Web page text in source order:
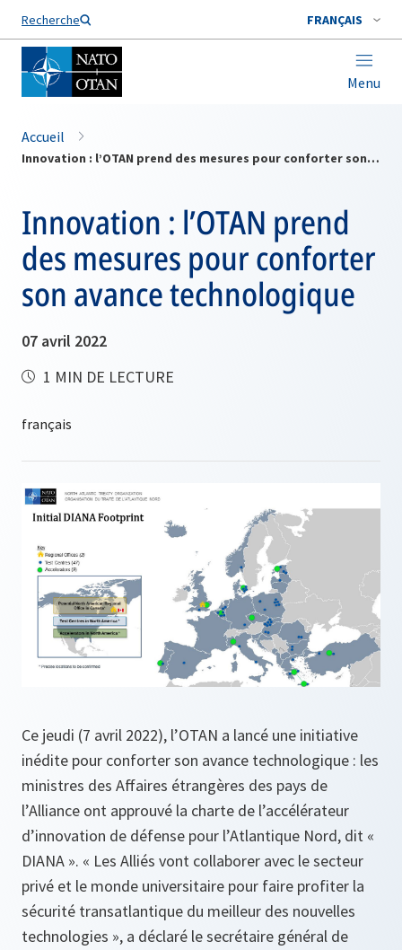
Recherche FRANÇAIS
Menu
Nom de famille*
Accueil
Innovation : l’OTAN prend des mesures pour conforter son avance technologique
Innovation : l’OTAN prend
des mesures pour conforter
son avance technologique
07 avril 2022
1 MIN DE LECTURE
Ce jeudi (7 avril 2022), l’OTAN a lancé une initiative
inédite pour conforter son avance technologique : les
ministres des Affaires étrangères des pays de
l’Alliance ont approuvé la charte de l’accélérateur
d’innovation de défense pour l’Atlantique Nord, dit «
DIANA ». « Les Alliés vont collaborer avec le secteur
privé et le monde universitaire pour faire profiter la
sécurité transatlantique du meilleur des nouvelles
technologies », a déclaré le secrétaire général de